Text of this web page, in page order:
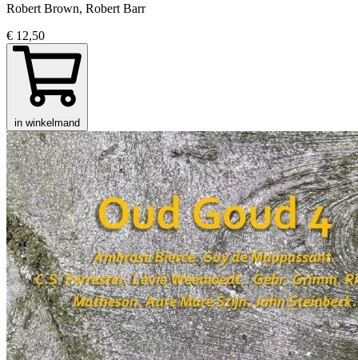
Robert Brown, Robert Barr
€ 12,50
in winkelmand